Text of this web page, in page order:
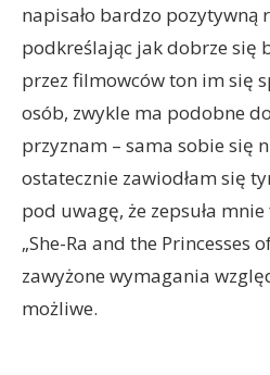
napisało bardzo pozytywną
podkreślając jak dobrze się
przez filmowców ton im się
osób, zwykle ma podobne
przyznam – sama sobie się
ostatecznie zawiodłam się
pod uwagę, że zepsuła
„She-Ra and the Princesses
zawyżone wymagania
możliwe.